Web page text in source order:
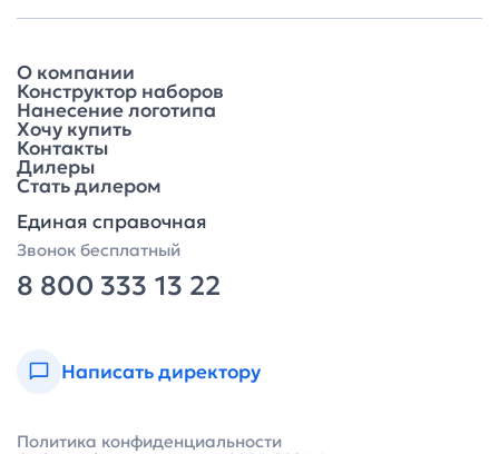
О компании
Конструктор наборов
Нанесение логотипа
Хочу купить
Контакты
Дилеры
Стать дилером
Единая справочная
Звонок бесплатный
8 800 333 13 22
Написать директору
Политика конфиденциальности